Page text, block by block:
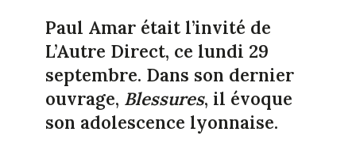
Paul Amar était l’invité de
L’Autre Direct, ce lundi 29
septembre. Dans son dernier
ouvrage, Blessures, il évoque
son adolescence lyonnaise.